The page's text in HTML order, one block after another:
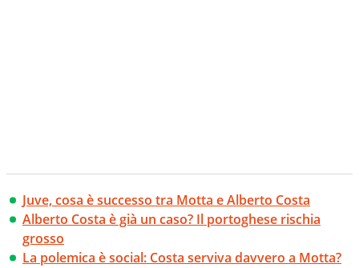
Juve, cosa è successo tra Motta e Alberto Costa
Alberto Costa è già un caso? Il portoghese rischia
grosso
La polemica è social: Costa serviva davvero a Motta?